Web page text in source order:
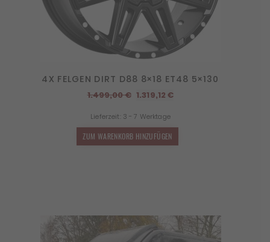
4X FELGEN DIRT D88 8×18 ET48 5×130
1.499,00€ Ursprünglicher
war:
1.499,00 €
1.319,12€Aktueller
Lieferzeit: 3 - 7 Werktage
ZUM WARENKORB HINZUFÜGEN